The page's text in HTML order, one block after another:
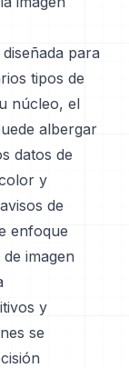
para
tipos de
núcleo, el
albergar
datos de
y
de
enfoque
imagen
y
se